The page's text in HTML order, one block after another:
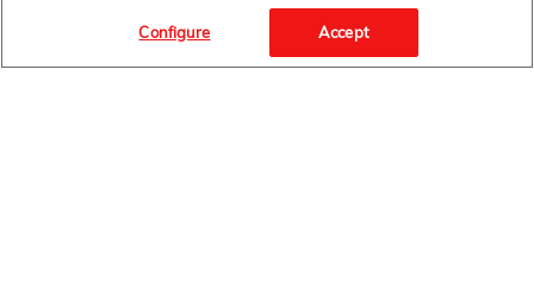
FOLLOW
Facebook Link" target="_blank">
Configure Accept